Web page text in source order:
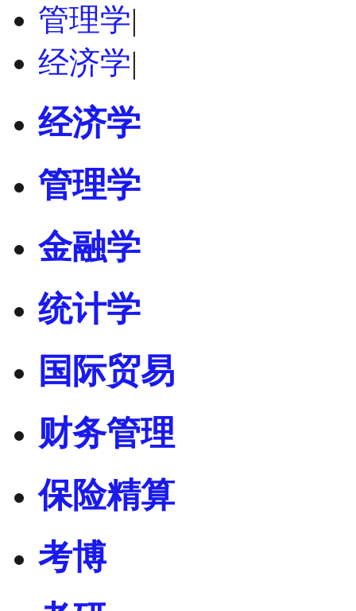
管理学|
经济学|
经济学
管理学
金融学
统计学
国际贸易
财务管理
保险精算
考博